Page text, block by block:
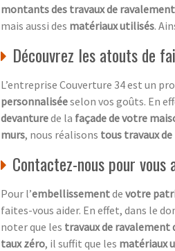
montants des travaux de ravalement
mais aussi des matériaux utilisés.
Découvrez les atouts de
L’entreprise Couverture 34 est un
personnaliséeselon vos goûts. En
devanturede la façade de votre
murs, nous réalisons tous travaux
Contactez-nous pour
Pour l’embellissementde votre
faites-vous aider. En effet, dans le
noter que les travaux de ravalement
taux zéro, il suffit que les matériaux